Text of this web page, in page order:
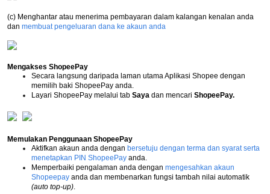
(c) Menghantar atau menerima pembayaran dalam kalangan kenalan anda
dan membuat pengeluaran dana ke akaun anda
Mengakses ShopeePay
Secara langsung daripada laman utama Aplikasi Shopee dengan
memilih baki ShopeePay anda.
Layari ShopeePay melalui tab Saya dan mencari ShopeePay.
Memulakan Penggunaan ShopeePay
Aktifkan akaun anda dengan bersetuju dengan terma dan syarat serta
menetapkan PIN ShopeePay anda.
Memperbaiki pengalaman anda dengan mengesahkan akaun
Shopeepay anda dan membenarkan fungsi tambah nilai automatik
(auto top-up).